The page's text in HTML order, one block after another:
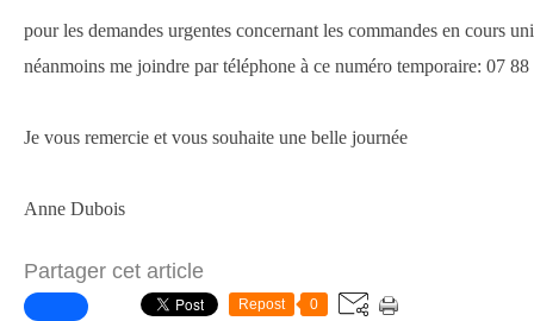
pour les demandes urgentes concernant les commandes en cours
néanmoins me joindre par téléphone à ce numéro temporaire: 07
Je vous remercie et vous souhaite une belle journée
Anne Dubois
Partager cet article
Repost 0